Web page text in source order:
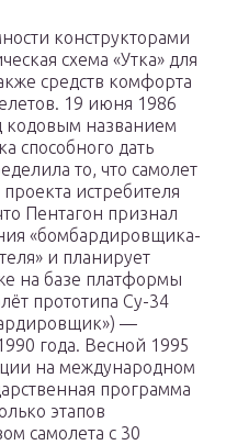
конструкторами
схема «Утка» для
средств комфорта
19 июня 1986
кодовым названием
способного дать
то, что самолет
истребителя
Пентагон признал
«бомбардировщика-
и планирует
на базе платформы
прототипа Су-34
—
года. Весной 1995
на международном
программа
этапов
самолета с 30